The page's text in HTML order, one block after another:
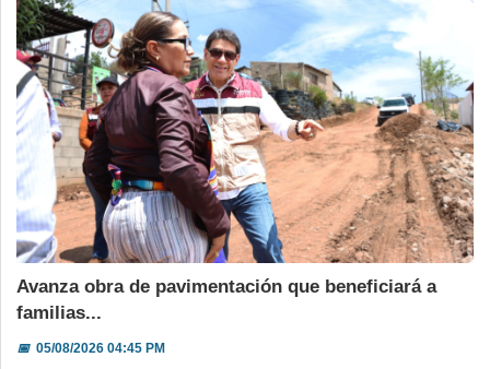
Avanza obra de pavimentación que beneficiará a
familias...
📅05/08/2026 04:45 PM